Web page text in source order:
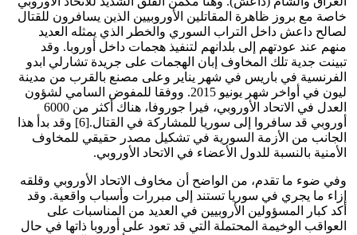
خاصة مع بروز ظاهرة المقاتلين الأوروبيين الذين يسافرون للقتال
لصالح داعش داخل التراب السوري والخطر الذي يمثله العديد
منهم عند عودتهم إلى بلدانهم لتنفيذ هجمات داخل أوروبا. وقد
تبينت جدية تلك المخاوف إبان الهجمات على جريدة تشارلي ابدو
الفرنسية في باريس في شهر يناير وعلى مصنع بالقرب من مدينة
ليون في أواخر شهر يونيو 2015. ووفقا للمفوض السامي لشؤون
العدل في الاتحاد الأوروبي، فيرا جوروفا، هناك أكثر من 6000
أوروبي قد سافروا إلى سوريا للمشاركة في القتال.[6] وقد بدأ هذا
الجانب من الأزمة السورية في تشكيل مصدر حقيقي للمخاوف
الأمنية بالنسبة للدول الأعضاء في الاتحاد الأوروبي.
وفي ضوء ما تقدم، من الواضح أن مخاوف الاتحاد الأوروبي وقلقه
إزاء ما يجري في سوريا تستند إلى مبررات وأسباب واقعية. وقد
أكد كبار المسؤولين الأروبيين في العديد من المناسبات على
العواقب الوخيمة المحتملة التي قد تعود على أوروبا ذاتها في حال